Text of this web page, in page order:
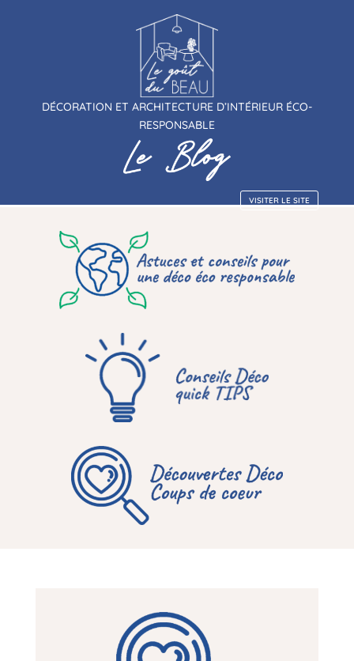
DÉCORATION ET ARCHITECTURE D’INTÉRIEUR ÉCO-
RESPONSABLE
VISITER LE SITE